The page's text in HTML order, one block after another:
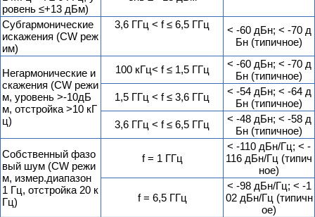
ровень ≤+13 дБм)
Субгармонические
искажения (CW реж
им)
3,6 ГГц < f ≤ 6,5 ГГц
< -60 дБн; < -70 д
Бн (типичное)
Негармонические и
скажения (CW режи
м, уровень >-10дБ
м, отстройка >10 кГ
ц)
100 кГц< f ≤ 1,5 ГГц
< -60 дБн; < -70 д
Бн (типичное)
1,5 ГГц < f ≤ 3,6 ГГц
< -54 дБн; < -64 д
Бн (типичное)
3,6 ГГц < f ≤ 6,5 ГГц
< -48 дБн; < -58 д
Бн (типичное)
Собственный фазо
вый шум (CW режи
м, измер.диапазон
1 Гц, отстройка 20 к
Гц)
f = 1 ГГц
< -110 дБн/Гц; < -
116 дБн/Гц (типич
ное)
f = 6,5 ГГц
< -98 дБн/Гц; < -1
02 дБн/Гц (типичн
ое)